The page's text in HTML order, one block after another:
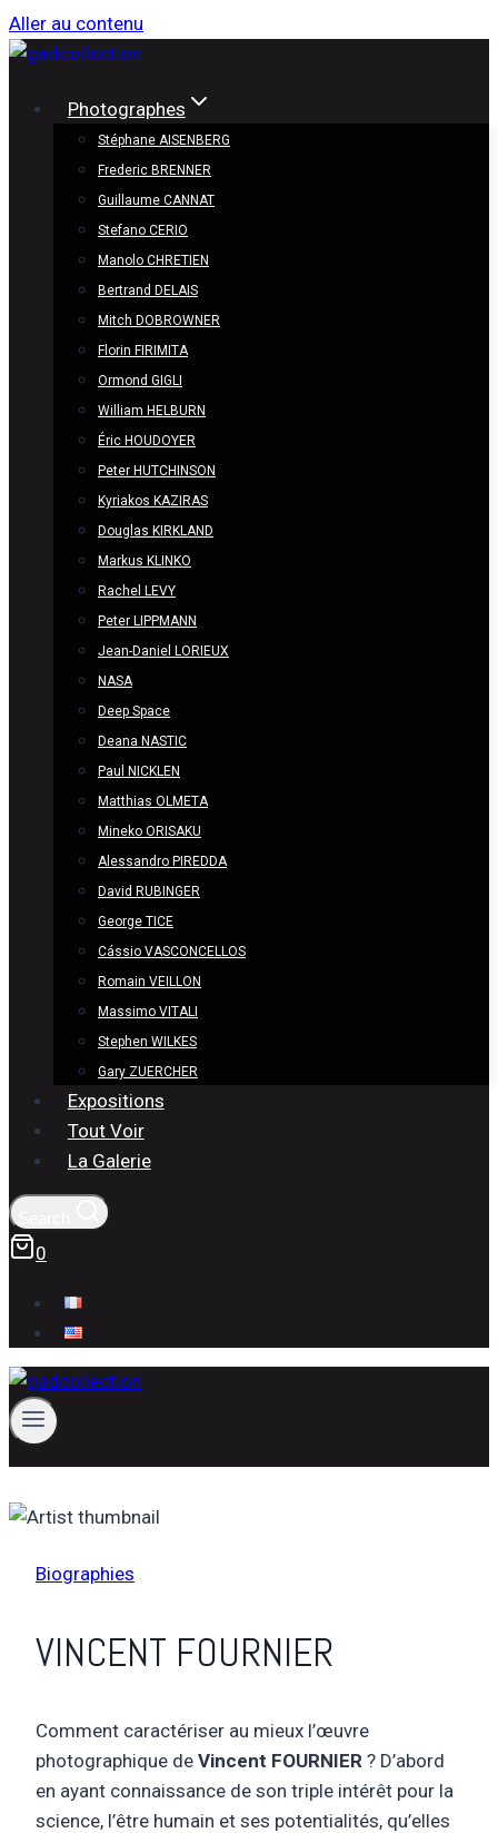
Aller au contenu
Photographes
Stéphane AISENBERG
Frederic BRENNER
Guillaume CANNAT
Stefano CERIO
Manolo CHRETIEN
Bertrand DELAIS
Mitch DOBROWNER
Florin FIRIMITA
Ormond GIGLI
William HELBURN
Éric HOUDOYER
Peter HUTCHINSON
Kyriakos KAZIRAS
Douglas KIRKLAND
Markus KLINKO
Rachel LEVY
Peter LIPPMANN
Jean-Daniel LORIEUX
NASA
Deep Space
Deana NASTIC
Paul NICKLEN
Matthias OLMETA
Mineko ORISAKU
Alessandro PIREDDA
David RUBINGER
George TICE
Cássio VASCONCELLOS
Romain VEILLON
Massimo VITALI
Stephen WILKES
Gary ZUERCHER
Expositions
Tout Voir
La Galerie
0
Biographies
VINCENT FOURNIER
Comment caractériser au mieux l’œuvre
photographique de Vincent FOURNIER ? D’abord
en ayant connaissance de son triple intérêt pour la
science, l’être humain et ses potentialités, qu’elles